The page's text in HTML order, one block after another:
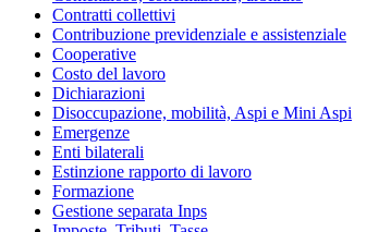
Contratti collettivi
Contribuzione previdenziale e assistenziale
Cooperative
Costo del lavoro
Dichiarazioni
Disoccupazione, mobilità, Aspi e Mini Aspi
Emergenze
Enti bilaterali
Estinzione rapporto di lavoro
Formazione
Gestione separata Inps